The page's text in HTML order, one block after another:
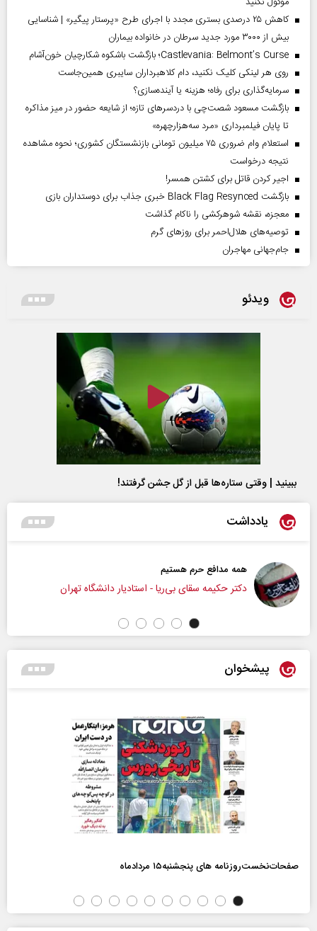
کاهش ۲۵ درصدی بستری مجدد با اجرای طرح «پرستار پیگیر» | شناسایی
بیش از ۳۰۰۰ مورد جدید سرطان در خانواده بیماران
Castlevania: Belmont’s Curse؛ بازگشت باشکوه شکارچیان خون‌آشام
روی هر لینکی کلیک نکنید، دام کلاهبرداران سایبری همین‌جاست
سرمایه‌گذاری برای رفاه؛ هزینه یا آینده‌سازی؟
بازگشت مسعود شصت‌چی با دردسر‌های تازه؛ از شایعه حضور در میز مذاکره
تا پایان فیلمبرداری «مرد سه‌هزارچهره»
استعلام وام ضروری ۷۵ میلیون تومانی بازنشستگان کشوری؛ نحوه مشاهده
نتیجه درخواست
اجیر کردن قاتل برای کشتن همسر!
بازگشت Black Flag Resynced خبری جذاب برای دوستداران بازی
معجزه، نقشه شوهرکشی را ناکام گذاشت
توصیه‌های هلال‌احمر برای روز‌های گرم
جام‌جهانی مهاجران
ویدئو
ببینید | وقتی ستاره‌ها قبل از گل جشن گرفتند!
یادداشت
همه مدافع حرم هستیم
دکتر حکیمه سقای بی‌ریا - استادیار دانشگاه تهران
پیشخوان
صفحات‌نخست‌روزنامه ها‌ی پنجشنبه‌۱۵ مردادماه